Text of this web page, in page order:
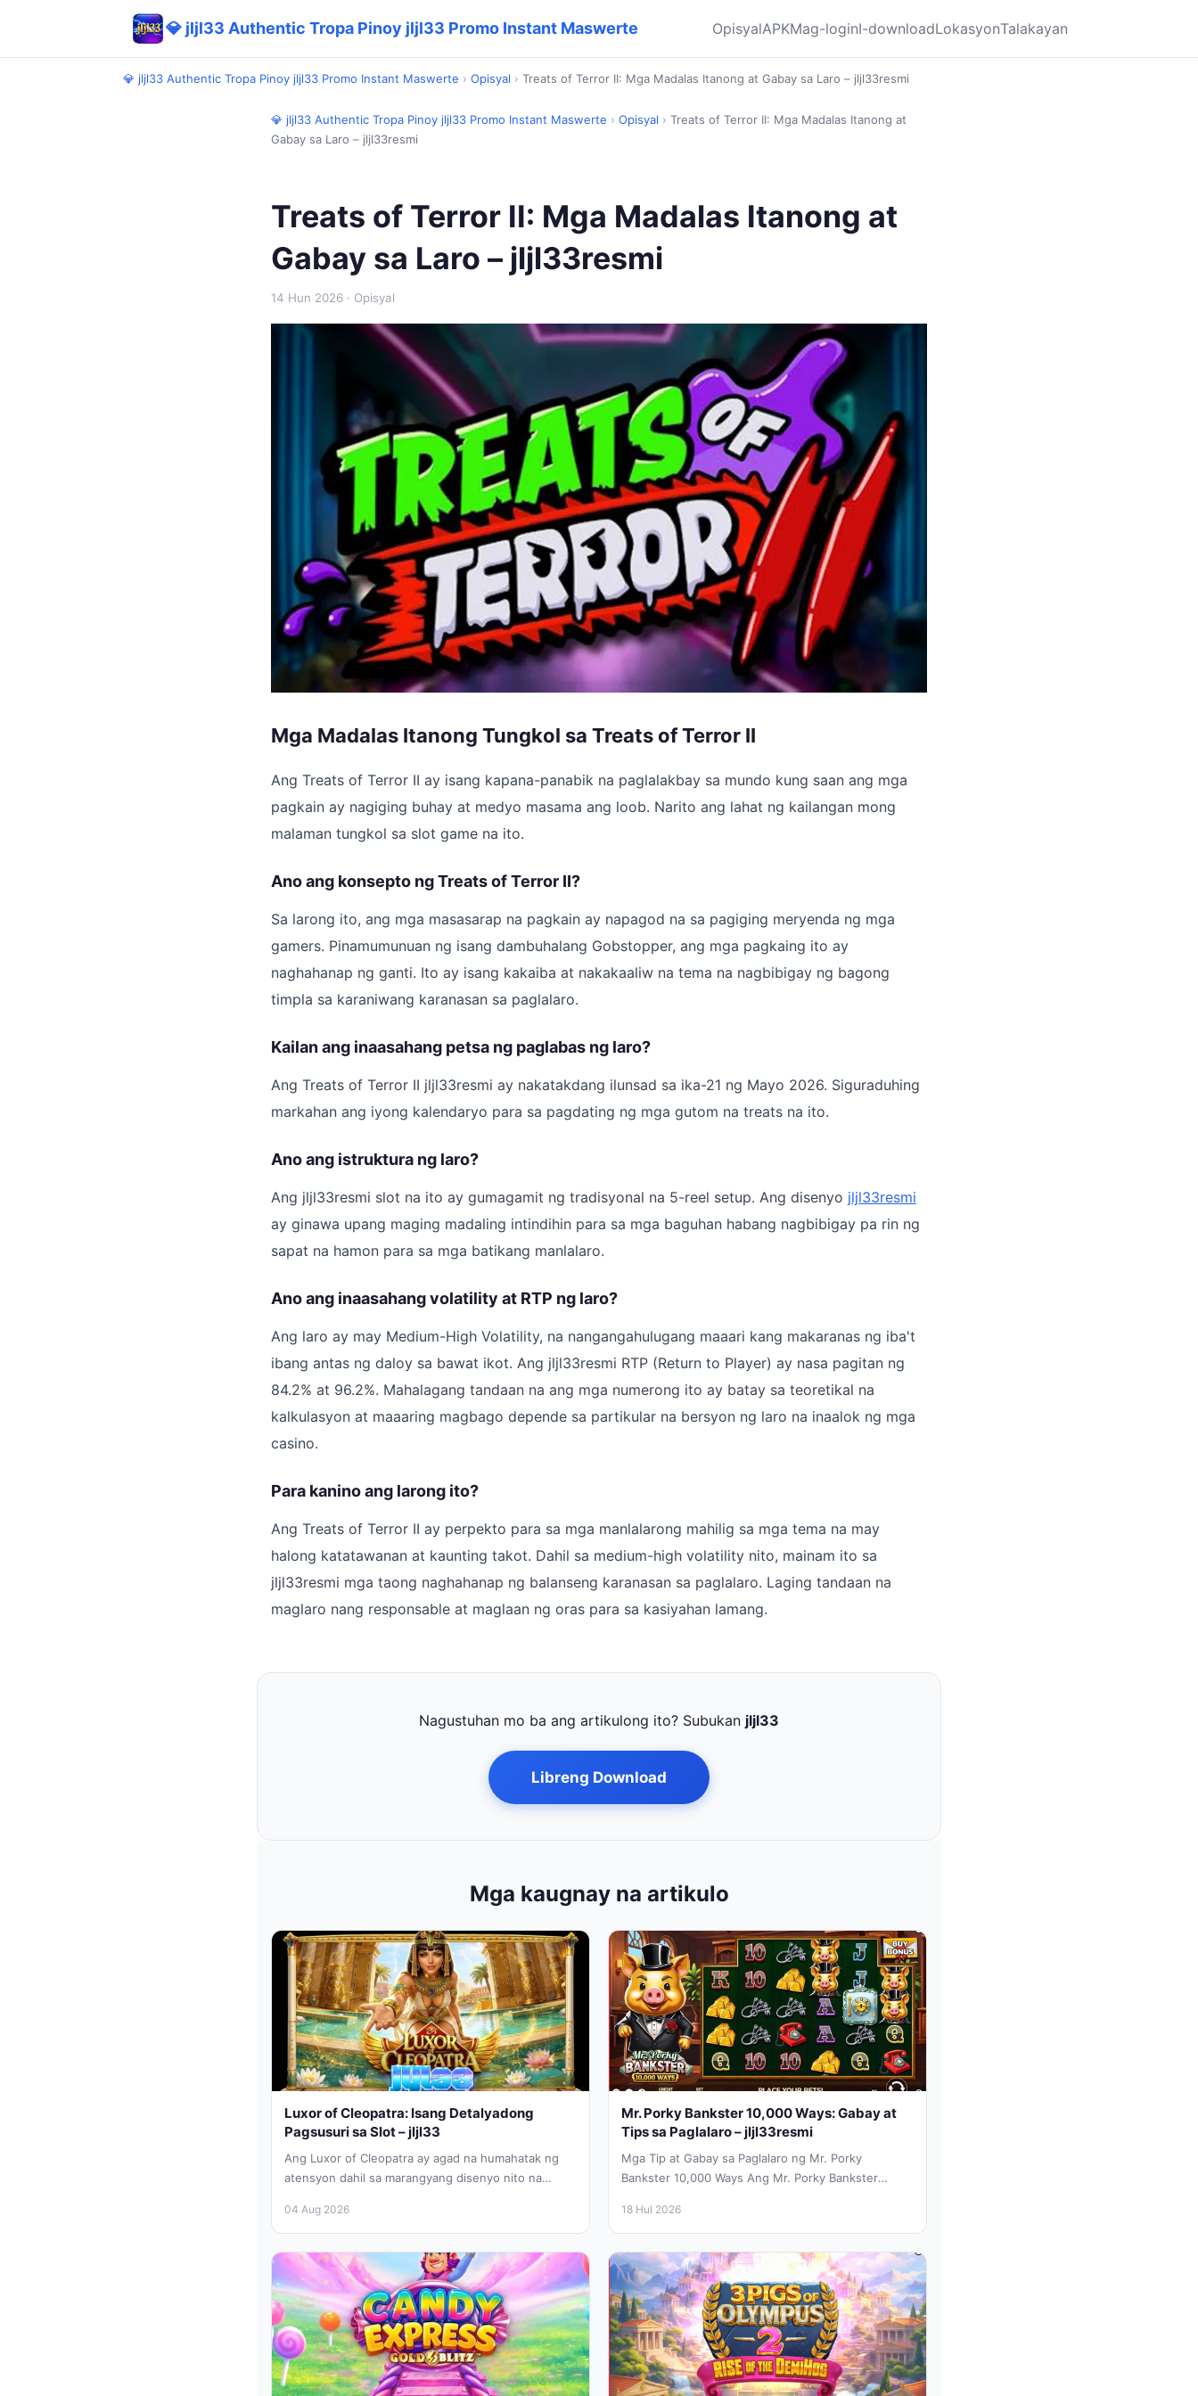
💎 jljl33 Authentic Tropa Pinoy jljl33 Promo Instant Maswerte OpisyalAPKMag-loginI-downloadLokasyonTalakayan
💎 jljl33 Authentic Tropa Pinoy jljl33 Promo Instant Maswerte › Opisyal › Treats of Terror II: Mga Madalas Itanong at Gabay sa Laro – jljl33resmi
💎 jljl33 Authentic Tropa Pinoy jljl33 Promo Instant Maswerte › Opisyal › Treats of Terror II: Mga Madalas Itanong at
Gabay sa Laro – jljl33resmi
Treats of Terror II: Mga Madalas Itanong at
Gabay sa Laro – jljl33resmi
14 Hun 2026 · Opisyal
Mga Madalas Itanong Tungkol sa Treats of Terror II
Ang Treats of Terror II ay isang kapana-panabik na paglalakbay sa mundo kung saan ang mga
pagkain ay nagiging buhay at medyo masama ang loob. Narito ang lahat ng kailangan mong
malaman tungkol sa slot game na ito.
Ano ang konsepto ng Treats of Terror II?
Sa larong ito, ang mga masasarap na pagkain ay napagod na sa pagiging meryenda ng mga
gamers. Pinamumunuan ng isang dambuhalang Gobstopper, ang mga pagkaing ito ay
naghahanap ng ganti. Ito ay isang kakaiba at nakakaaliw na tema na nagbibigay ng bagong
timpla sa karaniwang karanasan sa paglalaro.
Kailan ang inaasahang petsa ng paglabas ng laro?
Ang Treats of Terror II jljl33resmi ay nakatakdang ilunsad sa ika-21 ng Mayo 2026. Siguraduhing
markahan ang iyong kalendaryo para sa pagdating ng mga gutom na treats na ito.
Ano ang istruktura ng laro?
Ang jljl33resmi slot na ito ay gumagamit ng tradisyonal na 5-reel setup. Ang disenyo jljl33resmi
ay ginawa upang maging madaling intindihin para sa mga baguhan habang nagbibigay pa rin ng
sapat na hamon para sa mga batikang manlalaro.
Ano ang inaasahang volatility at RTP ng laro?
Ang laro ay may Medium-High Volatility, na nangangahulugang maaari kang makaranas ng iba't
ibang antas ng daloy sa bawat ikot. Ang jljl33resmi RTP (Return to Player) ay nasa pagitan ng
84.2% at 96.2%. Mahalagang tandaan na ang mga numerong ito ay batay sa teoretikal na
kalkulasyon at maaaring magbago depende sa partikular na bersyon ng laro na inaalok ng mga
casino.
Para kanino ang larong ito?
Ang Treats of Terror II ay perpekto para sa mga manlalarong mahilig sa mga tema na may
halong katatawanan at kaunting takot. Dahil sa medium-high volatility nito, mainam ito sa
jljl33resmi mga taong naghahanap ng balanseng karanasan sa paglalaro. Laging tandaan na
maglaro nang responsable at maglaan ng oras para sa kasiyahan lamang.
Nagustuhan mo ba ang artikulong ito? Subukan jljl33
Libreng Download
Mga kaugnay na artikulo
Luxor of Cleopatra: Isang Detalyadong
Pagsusuri sa Slot – jljl33
Ang Luxor of Cleopatra ay agad na humahatak ng
atensyon dahil sa marangyang disenyo nito na
04 Aug 2026
Mr. Porky Bankster 10,000 Ways: Gabay at
Tips sa Paglalaro – jljl33resmi
Mga Tip at Gabay sa Paglalaro ng Mr. Porky
Bankster 10,000 Ways Ang Mr. Porky Bankster
18 Hul 2026